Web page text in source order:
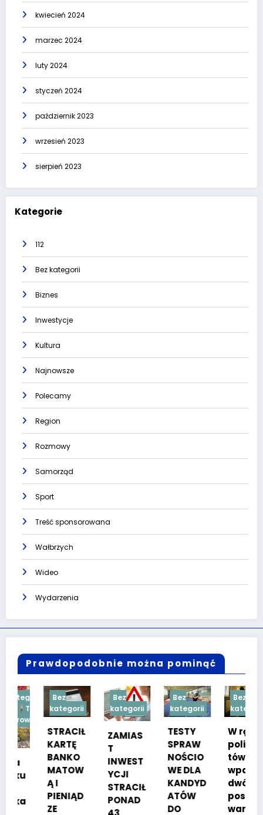
kwiecień 2024
marzec 2024
luty 2024
styczeń 2024
październik 2023
wrzesień 2023
sierpień 2023
Kategorie
112
Bez kategorii
Biznes
Inwestycje
Kultura
Najnowsze
Polecamy
Region
Rozmowy
Samorząd
Sport
Treść sponsorowana
Wałbrzych
Wideo
Wydarzenia
Prawdopodobnie można pominąć
Treść
Bez
kategorii
STRACIŁ
KARTĘ
BANKO
MATOW
PIENIĄD
Bez
kategorii
ZAMIAS
INWEST
YCJI
STRACIŁ
PONAD
Bez
kategorii
TESTY
SPRAW
NOŚCIO
WE DLA
KANDYD
ATÓW
Bez
kategorii
W ręce
policjan
tów
wpadło
dwóch
poszuki
wanych